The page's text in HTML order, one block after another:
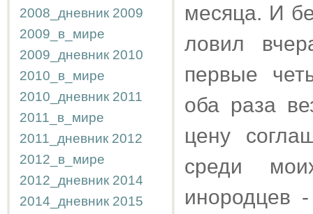
2008_дневник 2009
2009_в_мире
2009_дневник 2010
2010_в_мире
2010_дневник 2011
2011_в_мире
2011_дневник 2012
2012_в_мире
2012_дневник 2014
2014_дневник 2015
месяца. И
ловил
первые
оба раза
цену
среди
инородцев